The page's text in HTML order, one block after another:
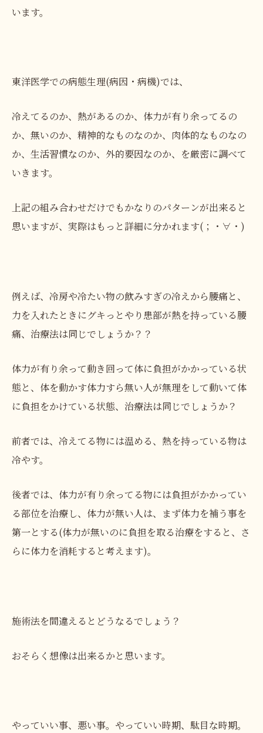
います。
東洋医学での病態生理(病因・病機)では、
冷えてるのか、熱があるのか、体力が有り余ってるの
か、無いのか、精神的なものなのか、肉体的なものなの
か、生活習慣なのか、外的要因なのか、を厳密に調べて
いきます。
上記の組み合わせだけでもかなりのパターンが出来ると
思いますが、実際はもっと詳細に分かれます(；・∀・)
例えば、冷房や冷たい物の飲みすぎの冷えから腰痛と、
力を入れたときにグキっとやり患部が熱を持っている腰
痛、治療法は同じでしょうか？？
体力が有り余って動き回って体に負担がかかっている状
態と、体を動かす体力すら無い人が無理をして動いて体
に負担をかけている状態、治療法は同じでしょうか？
前者では、冷えてる物には温める、熱を持っている物は
冷やす。
後者では、体力が有り余ってる物には負担がかかってい
る部位を治療し、体力が無い人は、まず体力を補う事を
第一とする(体力が無いのに負担を取る治療をすると、さ
らに体力を消耗すると考えます)。
施術法を間違えるとどうなるでしょう？
おそらく想像は出来るかと思います。
やっていい事、悪い事。やっていい時期、駄目な時期。